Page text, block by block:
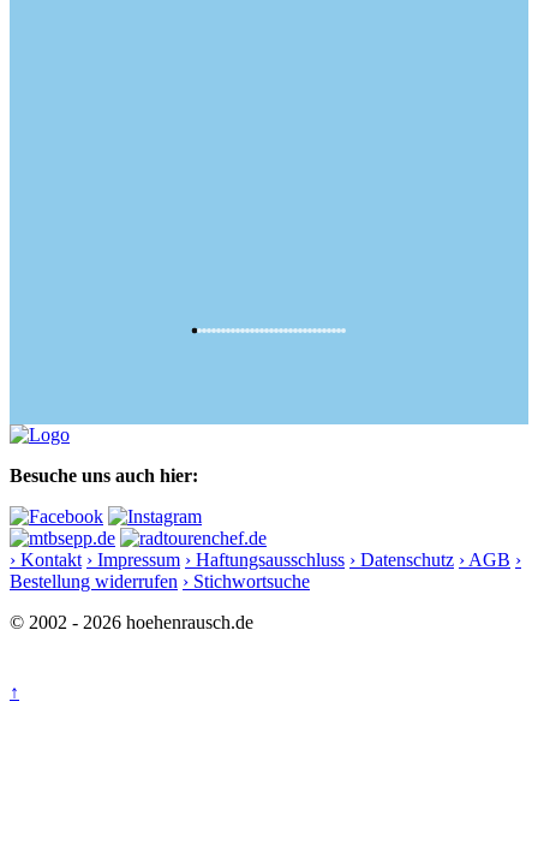
Besuche uns auch hier:
› Kontakt › Impressum › Haftungsausschluss › Datenschutz › AGB ›
Bestellung widerrufen › Stichwortsuche
© 2002 - 2026 hoehenrausch.de
↑